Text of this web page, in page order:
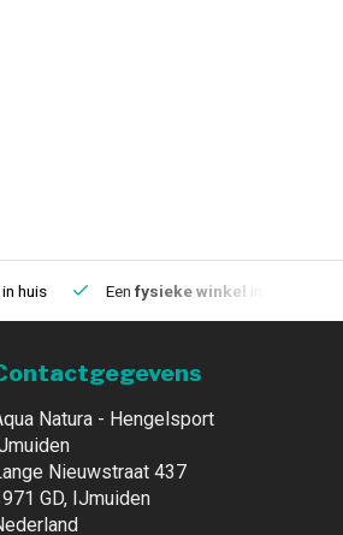
huis Een fysieke winkel
Natura - Hengelsport
Nieuwstraat 437
GD, IJmuiden